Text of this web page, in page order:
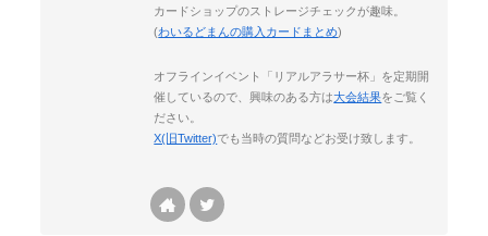
カードショップのストレージチェックが趣味。
(わいるどまんの購入カードまとめ)
オフラインイベント「リアルアラサー杯」を定期開
催しているので、興味のある方は大会結果をご覧く
ださい。
X(旧Twitter)でも当時の質問などお受け致します。